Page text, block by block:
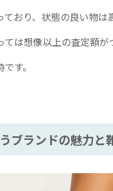
おり、状態の良い物は
は想像以上の査定額が
す。
ブランドの魅力と